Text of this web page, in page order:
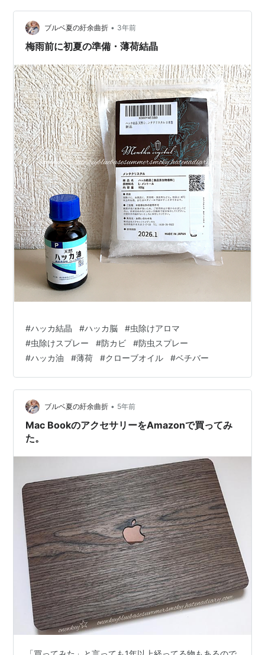
ダの温床加工食品と座りがちな生活が主流の時代に、人
体は静かに、しかし重大な脅…
ブルベ夏の紆余曲折 • 3年前
梅雨前に初夏の準備・薄荷結晶
#ハッカ結晶 #ハッカ脳 #虫除けアロマ
#虫除けスプレー #防カビ #防虫スプレー
#ハッカ油 #薄荷 #クローブオイル #ベチバー
ブルベ夏の紆余曲折 • 5年前
Mac BookのアクセサリーをAmazonで買ってみ
た。